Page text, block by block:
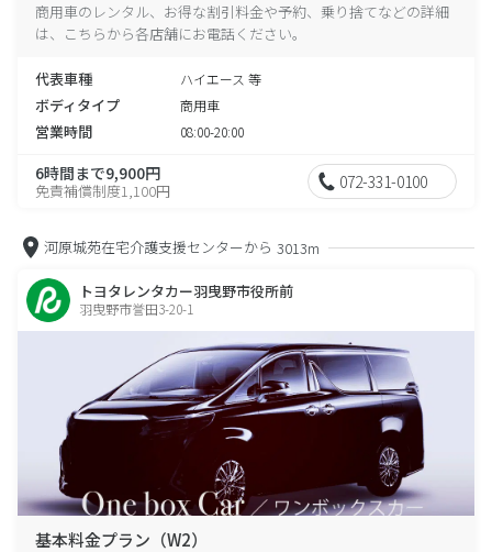
商用車のレンタル、お得な割引料金や予約、乗り捨てなどの詳細
は、こちらから各店舗にお電話ください。
代表車種 ハイエース 等
ボディタイプ 商用車
営業時間 08:00-20:00
6時間まで9,900円
免責補償制度1,100円 072-331-0100
河原城苑在宅介護支援センターから 3013m
トヨタレンタカー羽曳野市役所前
羽曳野市誉田3-20-1
基本料金プラン（W2）